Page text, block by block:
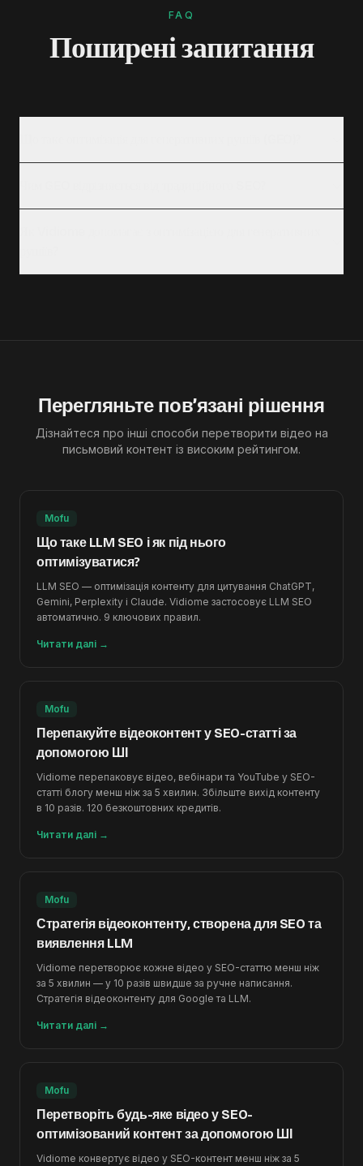
FAQ
Поширені запитання
Перегляньте пов’язані рішення
Дізнайтеся про інші способи перетворити відео на
письмовий контент із високим рейтингом.
Mofu
Що таке LLM SEO і як під нього
оптимізуватися?
LLM SEO — оптимізація контенту для цитування ChatGPT,
Gemini, Perplexity і Claude. Vidiome застосовує LLM SEO
автоматично. 9 ключових правил.
Читати далі →
Mofu
Перепакуйте відеоконтент у SEO-статті за
допомогою ШІ
Vidiome перепаковує відео, вебінари та YouTube у SEO-
статті блогу менш ніж за 5 хвилин. Збільште вихід контенту
в 10 разів. 120 безкоштовних кредитів.
Читати далі →
Mofu
Стратегія відеоконтенту, створена для SEO та
виявлення LLM
Vidiome перетворює кожне відео у SEO-статтю менш ніж
за 5 хвилин — у 10 разів швидше за ручне написання.
Стратегія відеоконтенту для Google та LLM.
Читати далі →
Mofu
Перетворіть будь-яке відео у SEO-
оптимізований контент за допомогою ШІ
Vidiome конвертує відео у SEO-контент менш ніж за 5